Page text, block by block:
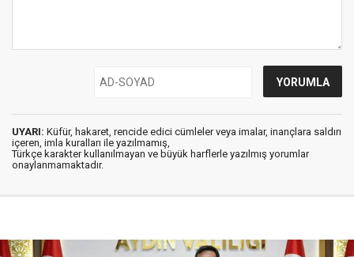
UYARI: Küfür, hakaret, rencide edici cümleler veya imalar, inançlara saldırı
içeren, imla kuralları ile yazılmamış,
Türkçe karakter kullanılmayan ve büyük harflerle yazılmış yorumlar
onaylanmamaktadır.